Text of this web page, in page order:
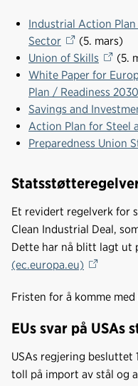
Industrial Action
Sector
(5. mars)
Union of Skills
(5.
White Paper for
Plan / Readiness 2030
Savings and
Action Plan for Steel
Preparedness Union
Et revidert regelverk for
Clean Industrial Deal,
Dette har nå blitt lagt ut
(ec.europa.eu)
Fristen for å komme
EUs svar på USAs
USAs regjering besluttet
toll på import av stål og